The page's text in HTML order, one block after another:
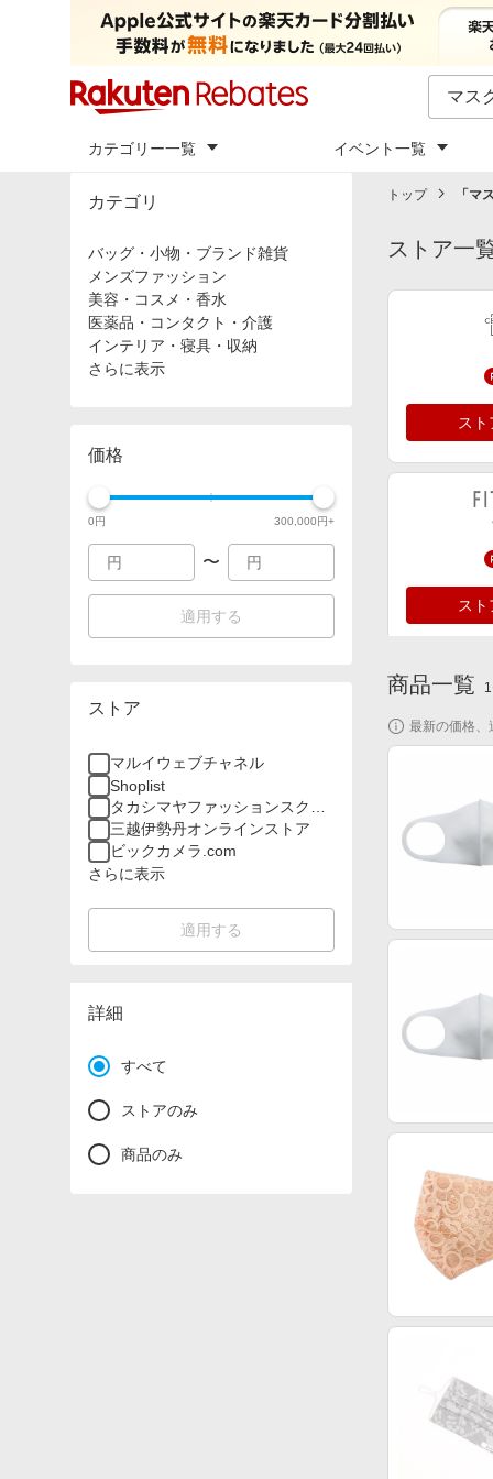
カテゴリー一覧 イベント一覧
カテゴリ
バッグ・小物・ブランド雑貨
メンズファッション
美容・コスメ・香水
医薬品・コンタクト・介護
インテリア・寝具・収納
さらに表示
価格
0円 300,000円+
〜
適用する
ストア
マルイウェブチャネル
Shoplist
タカシマヤファッションスクエ
ア
三越伊勢丹オンラインストア
ビックカメラ.com
さらに表示
適用する
詳細
すべて
ストアのみ
商品のみ
トップ 「 マ
ストア一
ス
ス
商品一覧 1
最新の価格、